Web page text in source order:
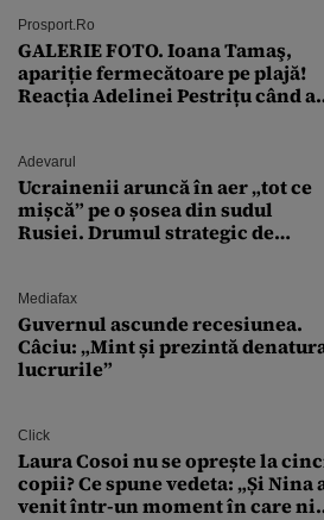
Prosport.ro
GALERIE FOTO. Ioana Tamaş,
apariție fermecătoare pe plajă!
Reacția Adelinei Pestrițu când a
Adevarul
Ucrainenii aruncă în aer „tot ce
mișcă” pe o șosea din sudul
Rusiei. Drumul strategic de
Mediafax
Guvernul ascunde recesiunea.
Câciu: „Mint și prezintă
lucrurile”
Click
Laura Cosoi nu se oprește la
copii? Ce spune vedeta: „Și Nina
venit într-un moment în care